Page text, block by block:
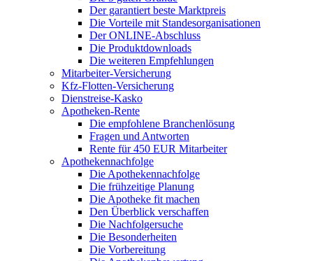
Der garantiert beste Marktpreis
Die Vorteile mit Standesorganisationen
Der ONLINE-Abschluss
Die Produktdownloads
Die weiteren Empfehlungen
Mitarbeiter-Versicherung
Kfz-Flotten-Versicherung
Dienstreise-Kasko
Apotheken-Rente
Die empfohlene Branchenlösung
Fragen und Antworten
Rente für 450 EUR Mitarbeiter
Apothekennachfolge
Die Apothekennachfolge
Die frühzeitige Planung
Die Apotheke fit machen
Den Überblick verschaffen
Die Nachfolgersuche
Die Besonderheiten
Die Vorbereitung